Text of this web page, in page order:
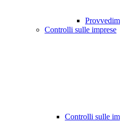
Controlli sulle imprese
Controlli sulle